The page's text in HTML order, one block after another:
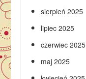
sierpień 2025
lipiec 2025
czerwiec 2025
maj 2025